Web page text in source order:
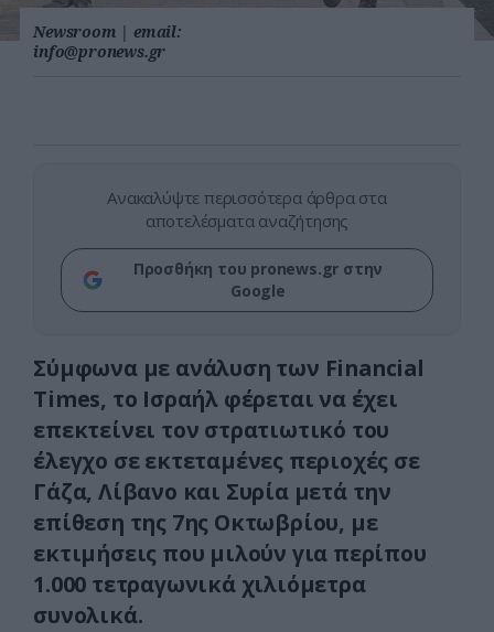
Newsroom | email:
info@pronews.gr
Ανακαλύψτε περισσότερα άρθρα στα
αποτελέσματα αναζήτησης
Προσθήκη του pronews.gr στην
Google
Σύμφωνα με ανάλυση των Financial
Times, το Ισραήλ φέρεται να έχει
επεκτείνει τον στρατιωτικό του
έλεγχο σε εκτεταμένες περιοχές σε
Γάζα, Λίβανο και Συρία μετά την
επίθεση της 7ης Οκτωβρίου, με
εκτιμήσεις που μιλούν για περίπου
1.000 τετραγωνικά χιλιόμετρα
συνολικά.